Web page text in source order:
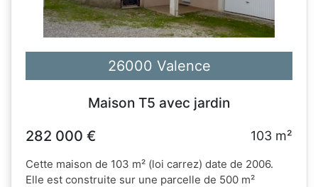
26000 Valence
Maison T5 avec jardin
282 000 €
103 m²
Cette maison de 103 m² (loi carrez) date de 2006.
Elle est construite sur une parcelle de 500 m²